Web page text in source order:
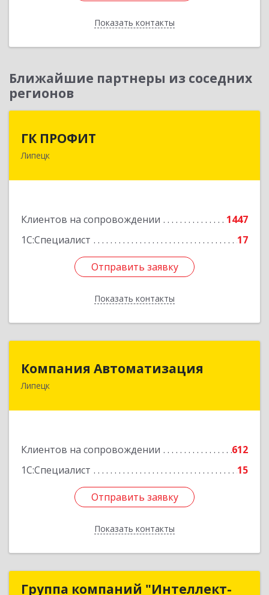
Показать контакты
Назад
Ближайшие партнеры из соседних
регионов
ГК ПРОФИТ
Липецк
Клиентов на сопровождении
1447
1С:Специалист
17
Отправить заявку
Показать контакты
398001, Липецкая обл, Липецк г, Советская ул,
Отправить заявку
Назад
Компания Автоматизация
Липецк
Клиентов на сопровождении
612
1С:Специалист
15
Отправить заявку
Показать контакты
398001, Липецкая обл, Липецк г, Победы пл,
Отправить заявку
Назад
Группа компаний "Интеллект-
Группа компаний "Интеллект-